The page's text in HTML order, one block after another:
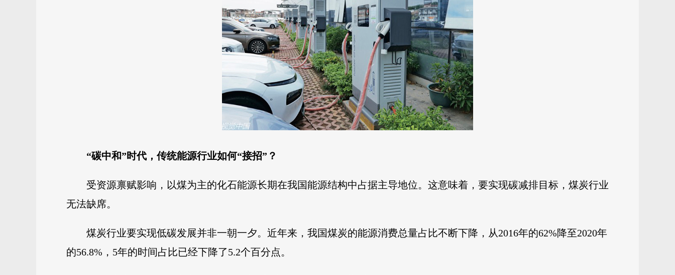
“碳中和”时代，传统能源行业如何“接招”？
受资源禀赋影响，以煤为主的化石能源长期在我国能源结构中占据主导地位。这意味着，要实现碳减排目标，煤炭行业
无法缺席。
煤炭行业要实现低碳发展并非一朝一夕。近年来，我国煤炭的能源消费总量占比不断下降，从2016年的62%降至2020年
的56.8%，5年的时间占比已经下降了5.2个百分点。